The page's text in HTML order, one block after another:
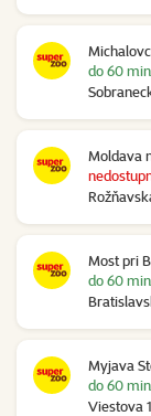
do 60
Moldava
Most pri
do 60
Myjava
Viestova
do 60